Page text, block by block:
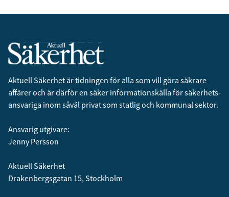
Aktuell Säkerhet är tidningen för alla som vill göra säkrare
affärer och är därför en säker informationskälla för säkerhets­
ansvariga inom såväl privat som statlig och kommunal sektor.
Ansvarig utgivare:
Jenny Persson
Aktuell Säkerhet
Drakenbergsgatan 15, Stockholm